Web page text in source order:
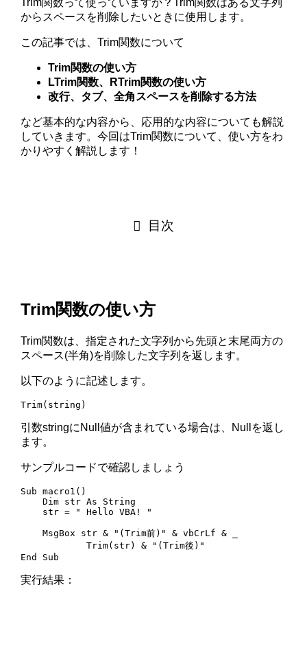
Trim関数って使っていますか？Trim関数はある文字列
からスペースを削除したいときに使用します。
この記事では、Trim関数について
Trim関数の使い方
LTrim関数、RTrim関数の使い方
改行、タブ、全角スペースを削除する方法
など基本的な内容から、応用的な内容についても解説
していきます。今回はTrim関数について、使い方をわ
かりやすく解説します！
目次
Trim関数の使い方
Trim関数は、指定された文字列から先頭と末尾両方の
スペース(半角)を削除した文字列を返します。
以下のように記述します。
Trim(string)
引数stringにNull値が含まれている場合は、Nullを返し
ます。
サンプルコードで確認しましょう
Sub macro1()
    Dim str As String
    str = " Hello VBA! "
    MsgBox str & "(Trim前)" & vbCrLf & _
            Trim(str) & "(Trim後)"
End Sub
実行結果：